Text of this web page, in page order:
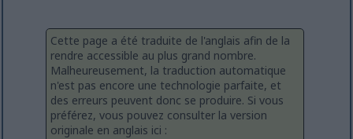
Cette page a été traduite de l'anglais afin de la
rendre accessible au plus grand nombre.
Malheureusement, la traduction automatique
n'est pas encore une technologie parfaite, et
des erreurs peuvent donc se produire. Si vous
préférez, vous pouvez consulter la version
originale en anglais ici :